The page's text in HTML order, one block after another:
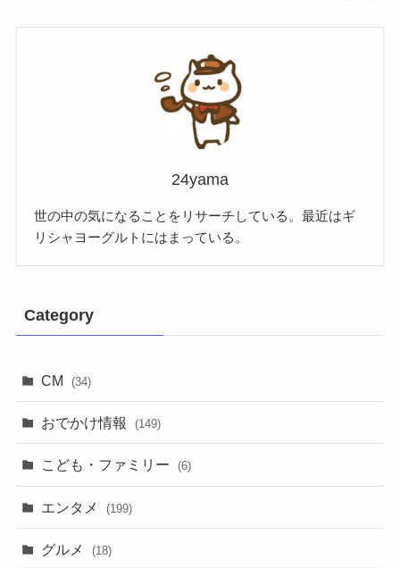
24yama
世の中の気になることをリサーチしている。最近はギ
リシャヨーグルトにはまっている。
Category
CM (34)
おでかけ情報 (149)
こども・ファミリー (6)
エンタメ (199)
グルメ (18)